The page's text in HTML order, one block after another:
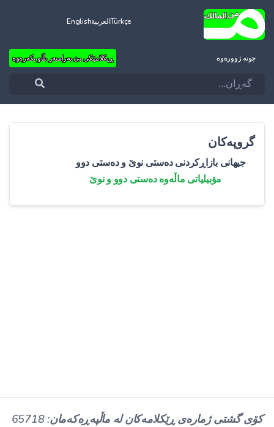
TürkçeالعربيةEnglish
چونه‌ ژووره‌وه‌ ڕیکلامێکی بێ بەرامبەر بڵاو بکەرەوە
گروپەکان
جیهانی بازاڕکردنی دەستی نوێ و دەستی دوو
مۆبیلیاتی ماڵەوە دەستی دوو و نوێ
کۆی گشتی ژمارەی ڕێکلامەکان لە ماڵپەڕەکەمان: 65718